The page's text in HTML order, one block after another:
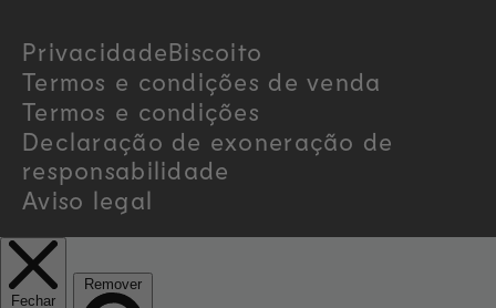
y
/
r
e
g
PrivacidadeBiscoito
Termos e condições de venda
Termos e condições
Declaração de exoneração de
responsabilidade
Aviso legal